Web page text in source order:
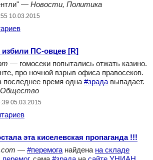
— Новости, Политика
10.03.2015
избили ПС-овцев [R]
— гомосеки попытались отжать казино.
про ночной взрыв офиса правосеков.
последнее время одна #зрада выпадает.
Общество
05.03.2015
эта киселевская пропаганда !!!
— #перемога найдена на складе